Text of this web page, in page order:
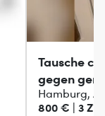
Tausche
gegen
Hamburg,
800 € | 3 Zi.